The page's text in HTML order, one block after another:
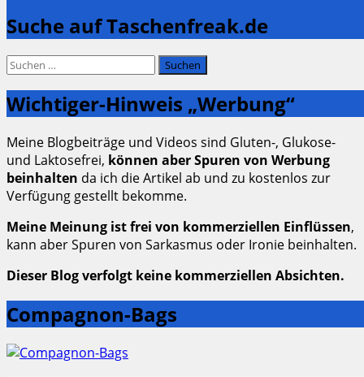
Suche auf Taschenfreak.de
Suchen
nach:
Wichtiger-Hinweis „Werbung“
Meine Blogbeiträge und Videos sind Gluten-, Glukose-
und Laktosefrei, können aber Spuren von Werbung
beinhalten da ich die Artikel ab und zu kostenlos zur
Verfügung gestellt bekomme.
Meine Meinung ist frei von kommerziellen Einflüssen,
kann aber Spuren von Sarkasmus oder Ironie beinhalten.
Dieser Blog verfolgt keine kommerziellen Absichten.
Compagnon-Bags